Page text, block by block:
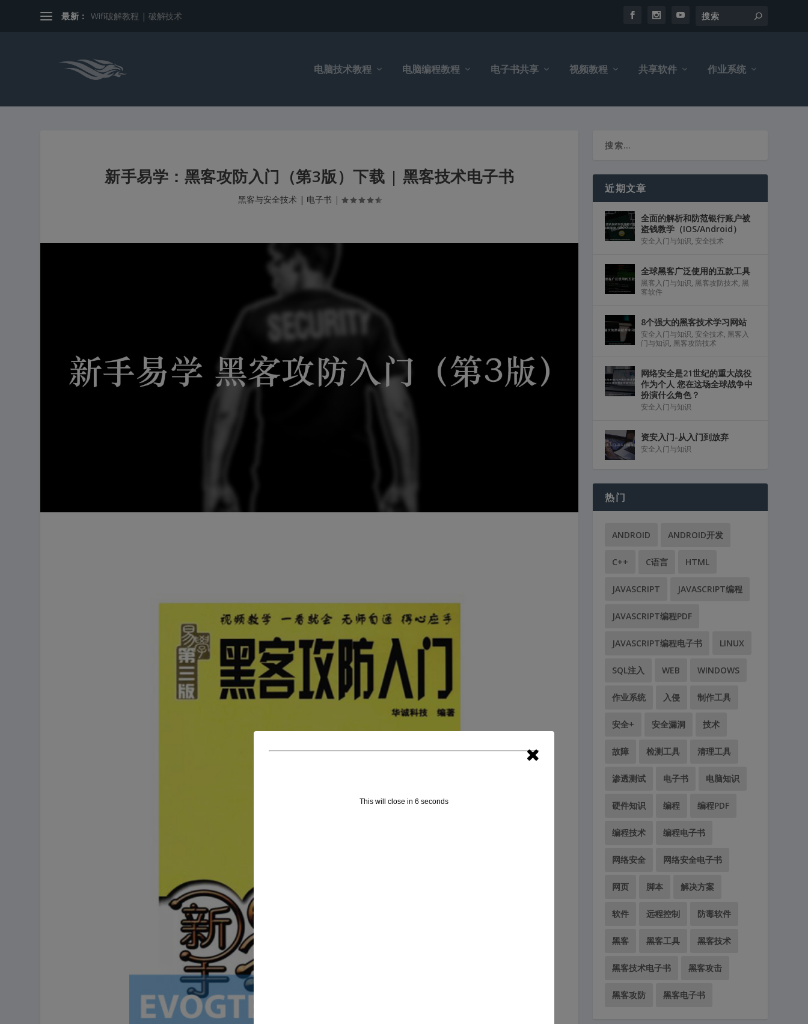
最新： Wifi破解教程 | 破解技术
电脑技术教程 电脑编程教程 电子书共享 视频教程 共享软件 作业系统
新手易学：黑客攻防入门（第3版）下载 | 黑客技术电子书
黑客与安全技术 | 电子书 |
近期文章
全面的解析和防范银行账户被
盗钱教学（IOS/Android）
安全入门与知识, 安全技术
全球黑客广泛使用的五款工具
黑客入门与知识, 黑客攻防技术, 黑
客软件
8个强大的黑客技术学习网站
安全入门与知识, 安全技术, 黑客入
门与知识, 黑客攻防技术
网络安全是21世纪的重大战役
作为个人 您在这场全球战争中
扮演什么角色？
安全入门与知识
资安入门-从入门到放弃
安全入门与知识
热门
ANDROID ANDROID开发
C++ C语言 HTML
JAVASCRIPT JAVASCRIPT编程
JAVASCRIPT编程PDF
JAVASCRIPT编程电子书 LINUX
SQL注入 WEB WINDOWS
作业系统 入侵 制作工具
安全+ 安全漏洞 技术
故障 检测工具 清理工具
渗透测试 电子书 电脑知识
硬件知识 编程 编程PDF
编程技术 编程电子书
网络安全 网络安全电子书
网页 脚本 解决方案
软件 远程控制 防毒软件
黑客 黑客工具 黑客技术
黑客技术电子书 黑客攻击
黑客攻防 黑客电子书
This will close in 5 seconds